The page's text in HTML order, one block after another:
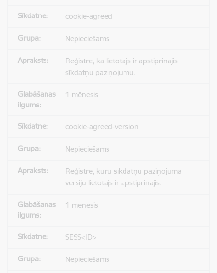
cookie-agreed
Nepieciešams
Reģistrē, ka lietotājs ir apstiprinājis
sīkdatņu paziņojumu.
1 mēnesis
cookie-agreed-version
Nepieciešams
Reģistrē, kuru sīkdatņu paziņojuma
versiju lietotājs ir apstiprinājis.
1 mēnesis
SESS<ID>
Nepieciešams